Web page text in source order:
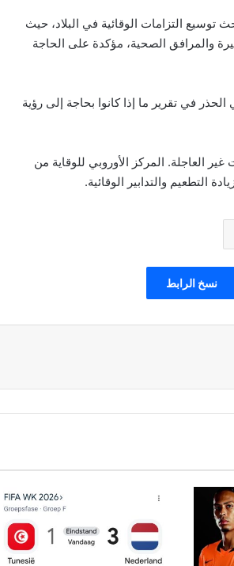
توسيع التزامات الوقائية في البلاد، حيث
والمرافق الصحية، مؤكدة على الحاجة
في تقرير ما إذا كانوا بحاجة إلى رؤية
العاجلة. المركز الأوروبي للوقاية من
التطعيم والتدابير الوقائية.
نسخ الرابط